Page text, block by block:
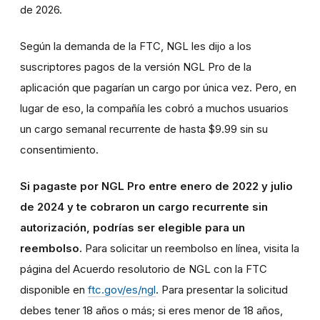
de 2026.
Según la demanda de la FTC, NGL les dijo a los
suscriptores pagos de la versión NGL Pro de la
aplicación que pagarían un cargo por única vez. Pero, en
lugar de eso, la compañía les cobró a muchos usuarios
un cargo semanal recurrente de hasta $9.99 sin su
consentimiento.
Si pagaste por NGL Pro entre enero de 2022 y julio
de 2024 y te cobraron un cargo recurrente sin
autorización, podrías ser elegible para un
reembolso. Para solicitar un reembolso en línea, visita la
página del Acuerdo resolutorio de NGL con la FTC
disponible en ftc.gov/es/ngl. Para presentar la solicitud
debes tener 18 años o más; si eres menor de 18 años,